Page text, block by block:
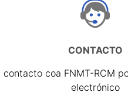
CONTACTO
contacto coa FNMT-RCM
electrónico